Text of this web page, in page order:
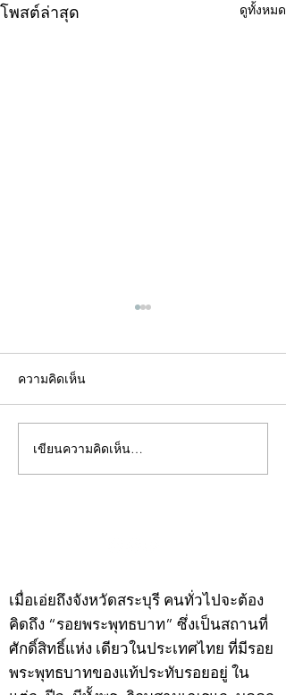
โพสต์ล่าสุด ดูทั้งหมด
คอลัมน์"จับชีพจรวงการ
พระ"ประจำพุธที่ 29
ความคิดเห็น
เขียนความคิดเห็น…
เมื่อเอ่ยถึงจังหวัดสระบุรี คนทั่วไปจะต้อง
คิดถึง “รอยพระพุทธบาท” ซึ่งเป็นสถานที่
ศักดิ์สิทธิ์แห่ง เดียวในประเทศไทย ที่มีรอย
พระพุทธบาทของแท้ประทับรอยอยู่ ใน